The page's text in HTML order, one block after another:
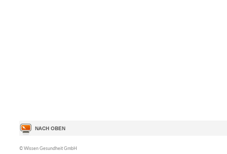
© Wissen Gesundheit GmbH